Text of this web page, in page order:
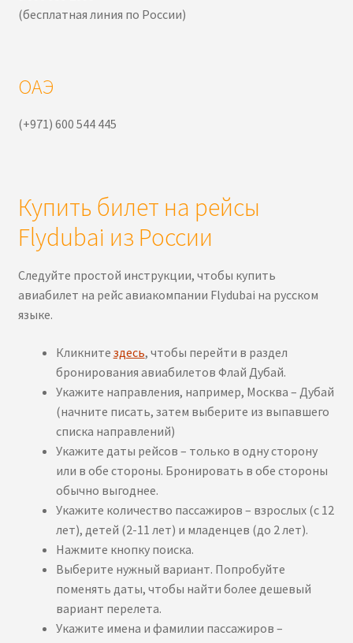
(бесплатная линия по России)
ОАЭ
(+971) 600 544 445
Купить билет на рейсы
Flydubai из России
Следуйте простой инструкции, чтобы купить
авиабилет на рейс авиакомпании Flydubai на русском
языке.
Кликните здесь, чтобы перейти в раздел
бронирования авиабилетов Флай Дубай.
Укажите направления, например, Москва – Дубай
(начните писать, затем выберите из выпавшего
списка направлений)
Укажите даты рейсов – только в одну сторону
или в обе стороны. Бронировать в обе стороны
обычно выгоднее.
Укажите количество пассажиров – взрослых (с 12
лет), детей (2-11 лет) и младенцев (до 2 лет).
Нажмите кнопку поиска.
Выберите нужный вариант. Попробуйте
поменять даты, чтобы найти более дешевый
вариант перелета.
Укажите имена и фамилии пассажиров –